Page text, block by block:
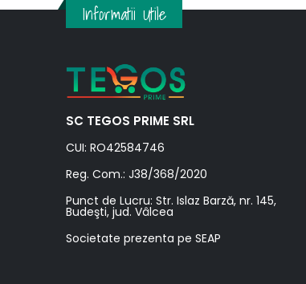
Informatii Utile
SC TEGOS PRIME SRL
CUI: RO42584746
Reg. Com.: J38/368/2020
Punct de Lucru: Str. Islaz Barză, nr. 145,
Budeşti, jud. Vâlcea
Societate prezenta pe SEAP